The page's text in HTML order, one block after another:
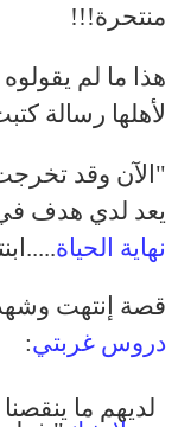
منتحرة!!!
هذا ما لم يقولوه
لأهلها رسالة
"الآن وقد
يعد لدي هدف
نهاية الحياة
قصة إنتهت
دروس غربتي:
لديهم ما